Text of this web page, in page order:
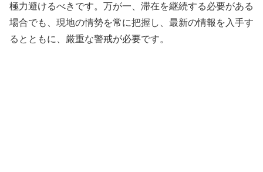
極力避けるべきです。万が一、滞在を継続する必要がある
場合でも、現地の情勢を常に把握し、最新の情報を入手す
るとともに、厳重な警戒が必要です。